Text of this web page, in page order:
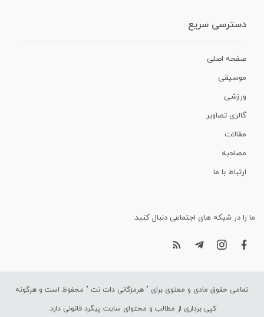
دسترسی سریع
صفحه اصلی
موسیقی
ورزشی
گالری تصاویر
مقالات
مصاحبه
ارتباط با ما
ما را در شبکه های اجتماعی دنبال کنید.
تمامی حقوق مادی و معنوی برای " هرمزگانی دات نت " محفوظ است و هرگونه
کپی برداری از مطالب و محتوای سایت پیگرد قانونی دارد.